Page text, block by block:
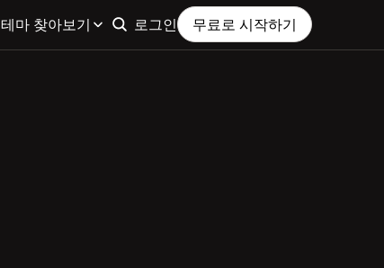
테마 찾아보기 로그인 무료로 시작하기